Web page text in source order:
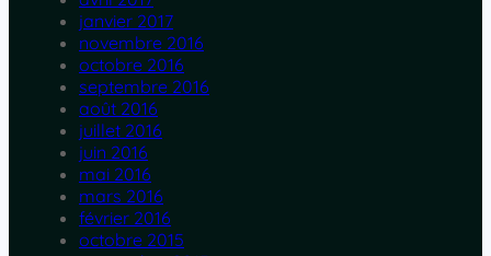
janvier 2017
novembre 2016
octobre 2016
septembre 2016
août 2016
juillet 2016
juin 2016
mai 2016
mars 2016
février 2016
octobre 2015